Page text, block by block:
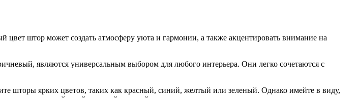
штор может создать атмосферу уюта и гармонии, а также акцентировать внимание на
являются универсальным выбором для любого интерьера. Они легко сочетаются с
шторы ярких цветов, таких как красный, синий, желтый или зеленый. Однако имейте в виду,